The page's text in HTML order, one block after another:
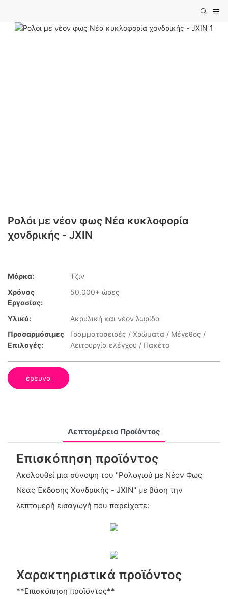
Ρολόι με νέον φως Νέα κυκλοφορία
χονδρικής - JXIN
Μάρκα:
Τζιν
Χρόνος
Εργασίας:
50.000+ ώρες
Υλικό:
Ακρυλική και νέον λωρίδα
Προσαρμόσιμες
Επιλογές:
Γραμματοσειρές / Χρώματα / Μέγεθος /
Λειτουργία ελέγχου / Πακέτο
έρευνα
Λεπτομέρεια Προϊόντος
Επισκόπηση προϊόντος
Ακολουθεί μια σύνοψη του "Ρολογιού με Νέον Φως
Νέας Έκδοσης Χονδρικής - JXIN" με βάση την
λεπτομερή εισαγωγή που παρείχατε:
Χαρακτηριστικά προϊόντος
**Επισκόπηση προϊόντος**